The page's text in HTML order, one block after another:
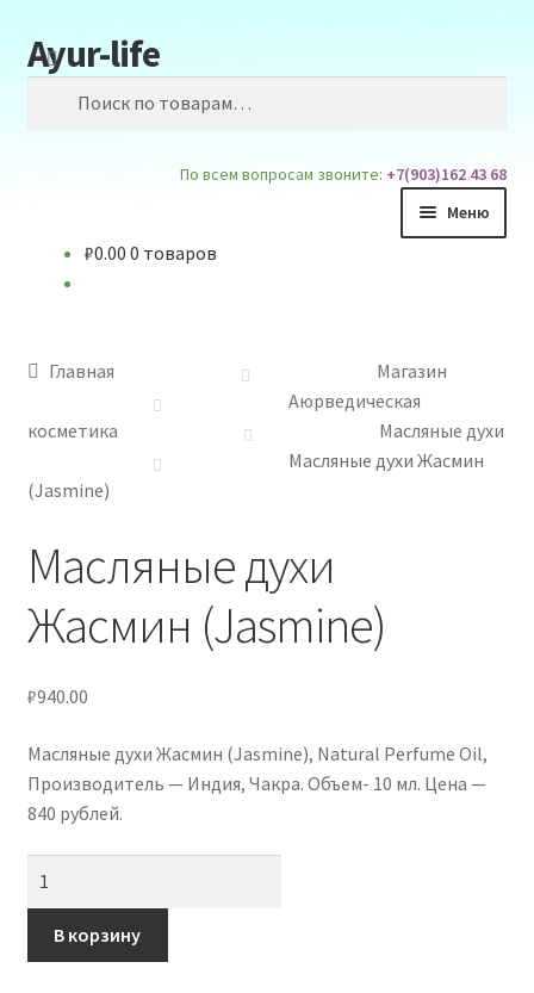
Перейти
к
навигации
Перейти
к
содержимому
Ayur-life
Поиск
По всем вопросам звоните: +7(903)162 43 68
Меню
Доставка и Оплата
Услуги
Контакты
₽0.00 0 товаров
Главная
Магазин
Аюрведическая
косметика
Масляные духи
Масляные духи Жасмин
(Jasmine)
Масляные духи
Жасмин (Jasmine)
₽940.00
Масляные духи Жасмин (Jasmine), Natural Perfume Oil,
Производитель — Индия, Чакра. Объем- 10 мл. Цена —
840 рублей.
Масляные
духи
В корзину